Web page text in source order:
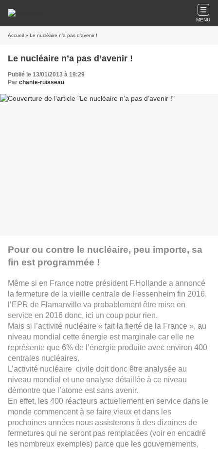
MENU
Accueil » Le nucléaire n’a pas d’avenir !
Le nucléaire n’a pas d’avenir !
Publié le 13/01/2013 à 19:29
Par chante-ruisseau
Pour ou contre le nucléaire, peu importe, sa
fin est programmée !
Même si en France notre président F.Hollande a annoncé
la fermeture de la vieille centrale de Fessenheim fin 2016,
l’EPR de Flamanville va probablement être mise en
service en 2016 donc, ici un coup pour rien.
Mais si l’activité nucléaire « fait la fierté de la France », au
niveau mondial cette énergie est marginale car elle ne
représente que 6% de l’énergie produite avec environ 400
centrales nucléaires.
L’activité nucléaire civile doit donc être analysée au
niveau mondial et une analyse détaillée à ce niveau
démontre que l’atome est sans avenir.
En effet, les 400 réacteurs actuellement en service dans le
monde commencent à se faire vieux et dans les
prochaines années nous assisterons à des dizaines de
fermetures qui ne seront pas remplacées (voir en encadré
les nombreux exemples) parce que les gouvernements,